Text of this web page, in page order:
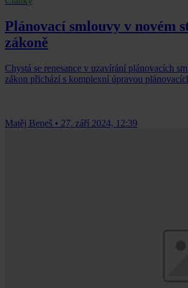
Plánovací smlouvy v novém
zákoně
Chystá se renesance v uzavírání plánovacích
zákon přichází s komplexní úpravou
Matěj Beneš • 27. září 2024, 12:39